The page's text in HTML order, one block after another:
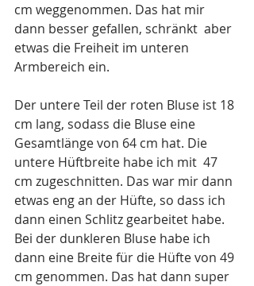
cm weggenommen. Das hat mir
dann besser gefallen, schränkt  aber
etwas die Freiheit im unteren
Armbereich ein.
Der untere Teil der roten Bluse ist 18
cm lang, sodass die Bluse eine
Gesamtlänge von 64 cm hat. Die
untere Hüftbreite habe ich mit  47
cm zugeschnitten. Das war mir dann
etwas eng an der Hüfte, so dass ich
dann einen Schlitz gearbeitet habe.
Bei der dunkleren Bluse habe ich
dann eine Breite für die Hüfte von 49
cm genommen. Das hat dann super